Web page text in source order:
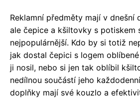
Reklamní předměty mají v dnešní
ale čepice a kšiltovky s potiskem
nejpopulárnější. Kdo by si totiž
jak dostal čepici s logem
ji nosil, nebo si jen tak oblíbil
nedílnou součástí jeho
doplňky mají své kouzlo a